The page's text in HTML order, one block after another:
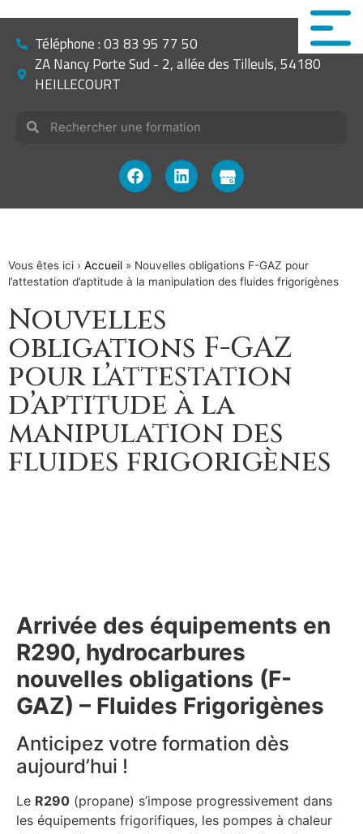
Téléphone : 03 83 95 77 50
ZA Nancy Porte Sud - 2, allée des Tilleuls, 54180
HEILLECOURT
Vous êtes ici › Accueil » Nouvelles obligations F-GAZ pour
l’attestation d’aptitude à la manipulation des fluides frigorigènes
Nouvelles
obligations F-GAZ
pour l’attestation
d’aptitude à la
manipulation des
fluides frigorigènes
Arrivée des équipements en
R290, hydrocarbures
nouvelles obligations (F-
GAZ) – Fluides Frigorigènes
Anticipez votre formation dès
aujourd’hui !
Le R290 (propane) s’impose progressivement dans
les équipements frigorifiques, les pompes à chaleur